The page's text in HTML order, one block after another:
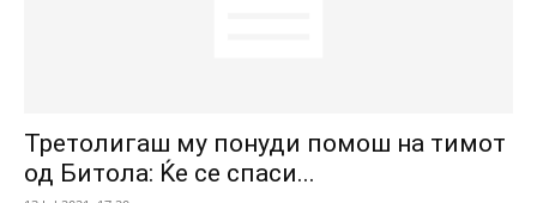
Третолигаш му понуди помош на тимот
од Битола: Ќе се спаси...